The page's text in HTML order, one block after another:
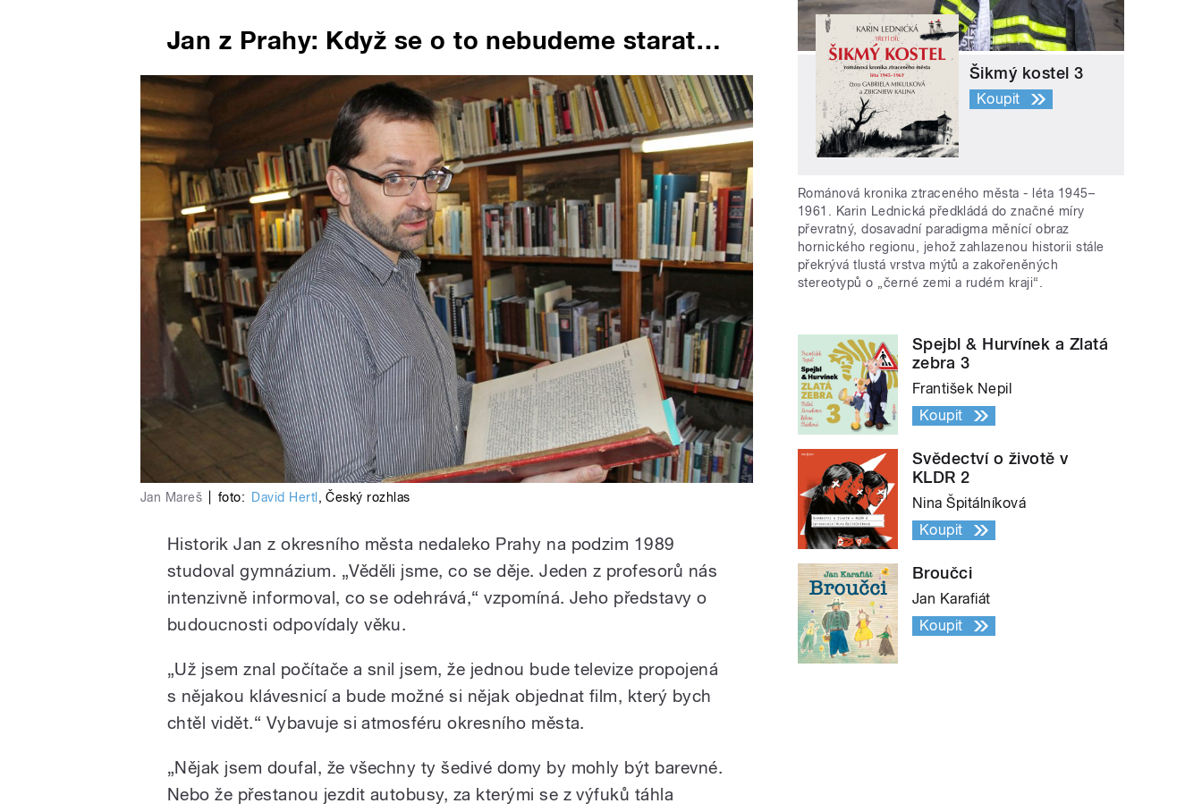
Jan z Prahy: Když se o to nebudeme starat…
Jan Mareš foto: David Hertl ,Český rozhlas
Historik Jan z okresního města nedaleko Prahy na podzim 1989
studoval gymnázium. „Věděli jsme, co se děje. Jeden z profesorů nás
intenzivně informoval, co se odehrává,“ vzpomíná. Jeho představy o
budoucnosti odpovídaly věku.
„Už jsem znal počítače a snil jsem, že jednou bude televize propojená
s nějakou klávesnicí a bude možné si nějak objednat film, který bych
chtěl vidět.“ Vybavuje si atmosféru okresního města.
„Nějak jsem doufal, že všechny ty šedivé domy by mohly být barevné.
Nebo že přestanou jezdit autobusy, za kterými se z výfuků táhla
Šikmý kostel 3
Koupit
Románová kronika ztraceného města - léta 1945–
1961. Karin Lednická předkládá do značné míry
převratný, dosavadní paradigma měnící obraz
hornického regionu, jehož zahlazenou historii stále
překrývá tlustá vrstva mýtů a zakořeněných
stereotypů o „černé zemi a rudém kraji“.
Spejbl & Hurvínek a Zlatá
zebra 3
František Nepil
Koupit
Svědectví o životě v
KLDR 2
Nina Špitálníková
Koupit
Broučci
Jan Karafiát
Koupit